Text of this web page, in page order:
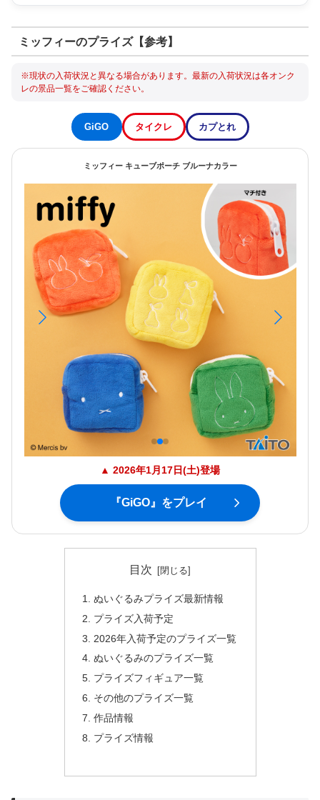
ミッフィーのプライズ【参考】
※現状の入荷状況と異なる場合があります。最新の入荷状況は各オンク
レの景品一覧をご確認ください。
GiGO タイクレ カプとれ
ミッフィー みみ付きクッション ブルーナレッド＆ブルーナイエロー
▲ 2026年1月17日(土)登場
『GiGO』をプレイ
目次
ぬいぐるみプライズ最新情報
プライズ入荷予定
2026年入荷予定のプライズ一覧
ぬいぐるみのプライズ一覧
プライズフィギュア一覧
その他のプライズ一覧
作品情報
プライズ情報